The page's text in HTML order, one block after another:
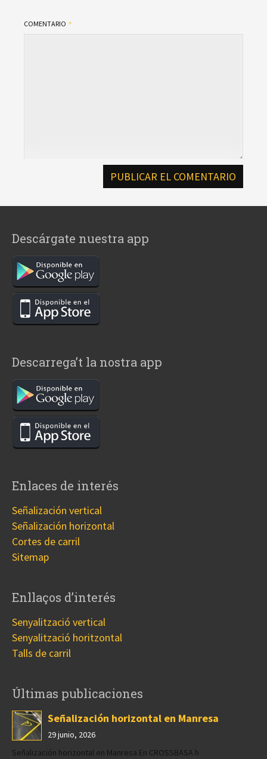
COMENTARIO
Descárgate nuestra app
Descarrega’t la nostra app
Enlaces de interés
Señalización vertical
Señalización horizontal
Cortes de carril
Sitemap
Enllaços d’interés
Senyalització vertical
Senyalització horitzontal
Talls de carril
Últimas publicaciones
Señalización horizontal en Manresa
29 junio, 2026
Señalización horizontal en Manresa En CROSSBASA h